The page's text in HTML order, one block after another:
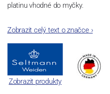
platinu vhodné do myčky.
Zobrazit celý text o značce›
Zobrazit produkty